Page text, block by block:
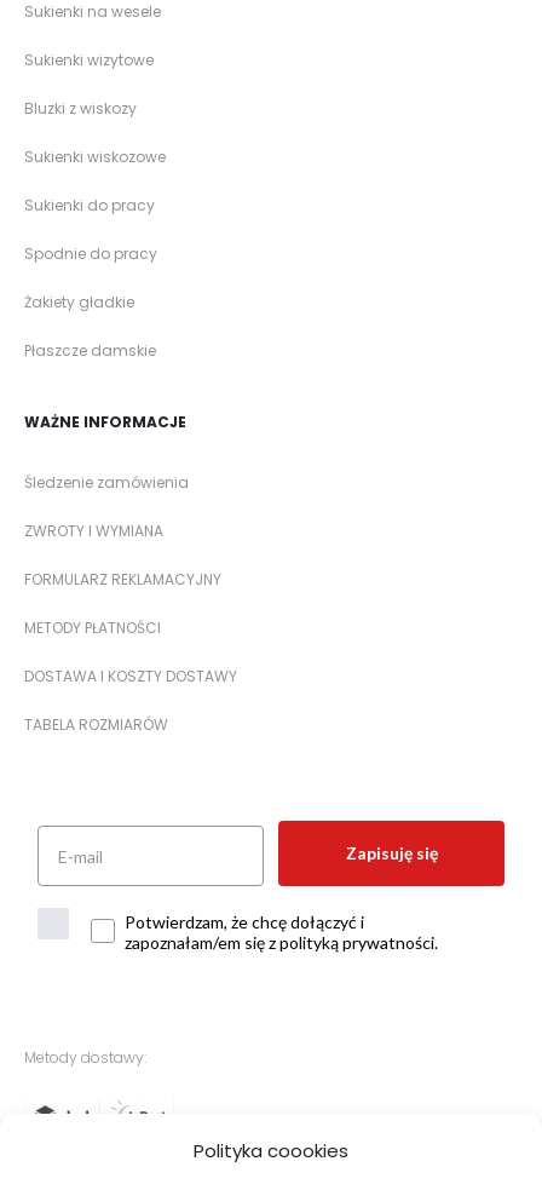
Polityka coookies
Sukienki na wesele
Sukienki wizytowe
Bluzki z wiskozy
Sukienki wiskozowe
Sukienki do pracy
Spodnie do pracy
Żakiety gładkie
Płaszcze damskie
WAŻNE INFORMACJE
Śledzenie zamówienia
ZWROTY I WYMIANA
FORMULARZ REKLAMACYJNY
METODY PŁATNOŚCI
DOSTAWA I KOSZTY DOSTAWY
TABELA ROZMIARÓW
Zapisuję się
Potwierdzam, że chcę dołączyć i
zapoznałam/em się z polityką prywatności.
Metody dostawy: